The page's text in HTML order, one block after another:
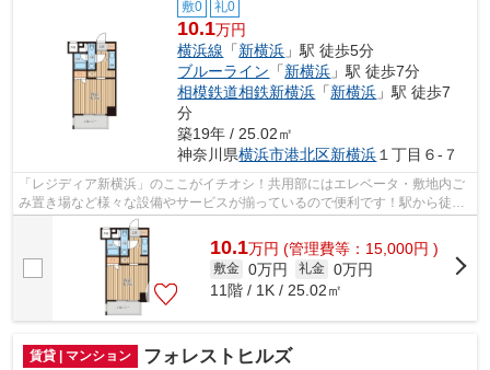
敷0 礼0
10.1万円
横浜線 「新横浜 」駅 徒歩5分
ブルーライン 「新横浜 」駅 徒歩7分
相模鉄道相鉄新横浜 「新横浜 」駅 徒歩7
分
築19年 / 25.02㎡
神奈川県横浜市港北区新横浜１丁目６-７
「レジディア新横浜」のここがイチオシ！共用部にはエレベータ・敷地内ご
み置き場など様々な設備やサービスが揃っているので便利です！駅から徒歩
5分というアクセス良好な駅近物件はい...
10.1万円 (管理費等：15,000円 )
敷金 0万円 礼金 0万円
11階 / 1K / 25.02㎡
賃貸 | マンション フォレストヒルズ